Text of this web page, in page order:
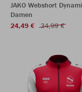
JAKO Webshort
Damen
24,49 €
34,99 €